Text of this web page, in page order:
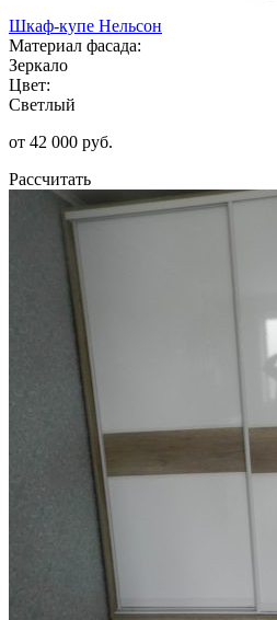
Шкаф-купе Нельсон
Материал фасада:
Зеркало
Цвет:
Светлый
от 42 000 руб.
Рассчитать